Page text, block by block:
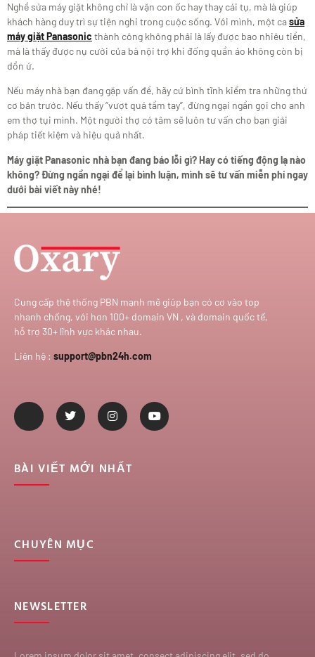
Nghề sửa máy giặt không chỉ là vặn con ốc hay thay cái tụ, mà là giúp
khách hàng duy trì sự tiện nghi trong cuộc sống. Với mình, một casửa
máy giặt Panasonic thành công không phải là lấy được bao nhiêu tiền,
mà là thấy được nụ cười của bà nội trợ khi đống quần áo không còn bị
dồn ứ.
Nếu máy nhà bạn đang gặp vấn đề, hãy cứ bình tĩnh kiểm tra những thứ
cơ bản trước. Nếu thấy “vượt quá tầm tay”, đừng ngại ngần gọi cho anh
em thợ tụi mình. Một người thợ có tâm sẽ luôn tư vấn cho bạn giải
pháp tiết kiệm và hiệu quả nhất.
Máy giặt Panasonic nhà bạn đang báo lỗi gì? Hay có tiếng động lạ nào
không? Đừng ngần ngại để lại bình luận, mình sẽ tư vấn miễn phí ngay
dưới bài viết này nhé!
Cung cấp thệ thống PBN mạnh mẽ giúp bạn có cơ vào top
nhanh chống, với hơn 100+ domain VN , và domain quốc tế,
hỗ trợ 30+ lĩnh vực khác nhau.
Liên hệ : support@pbn24h.com
BÀI VIẾT MỚI NHẤT
CHUYÊN MỤC
NEWSLETTER